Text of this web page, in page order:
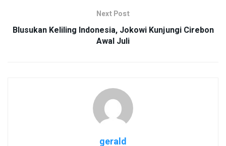
Next Post
Blusukan Keliling Indonesia, Jokowi Kunjungi Cirebon
Awal Juli
gerald